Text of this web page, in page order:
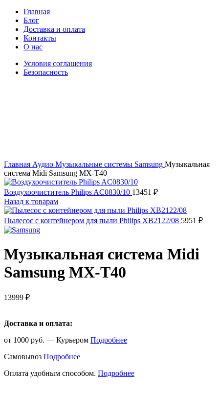
Главная
Блог
Доставка и оплата
Контакты
О нас
Условия соглашения
Безопасность
Главная Аудио Музыкальные системы Samsung Музыкальная
система Midi Samsung MX-T40
Воздухоочиститель Philips AC0830/10 13451 ₽
Назад к товарам
Пылесос с контейнером для пыли Philips XB2122/08 5951 ₽
Музыкальная система Midi
Samsung MX-T40
13999 ₽
Доставка и оплата:
от 1000 руб. — Курьером Подробнее
Самовывоз Подробнее
Оплата удобным способом. Подробнее